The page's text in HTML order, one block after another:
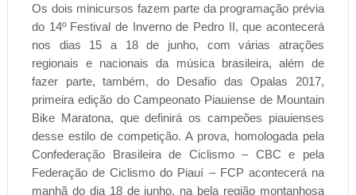
Os dois minicursos fazem parte da programação prévia
do 14º Festival de Inverno de Pedro II, que acontecerá
nos dias 15 a 18 de junho, com várias atrações
regionais e nacionais da música brasileira, além de
fazer parte, também, do Desafio das Opalas 2017,
primeira edição do Campeonato Piauiense de Mountain
Bike Maratona, que definirá os campeões piauienses
desse estilo de competição. A prova, homologada pela
Confederação Brasileira de Ciclismo – CBC e pela
Federação de Ciclismo do Piauí – FCP acontecerá na
manhã do dia 18 de junho, na bela região montanhosa